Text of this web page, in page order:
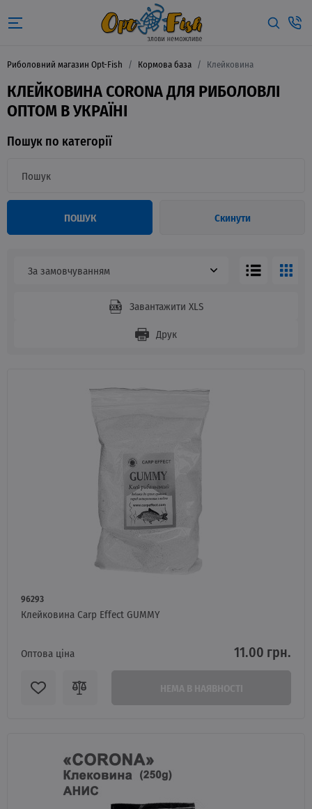
Риболовний магазин Opt-Fish Кормова база Клейковина
КЛЕЙКОВИНА CORONA ДЛЯ РИБОЛОВЛІ
ОПТОМ В УКРАЇНІ
Пошук по категорії
ПОШУК Скинути
За замовчуванням
Завантажити XLS
Друк
96293
Клейковина Carp Effect GUMMY
Оптова ціна 11.00 грн.